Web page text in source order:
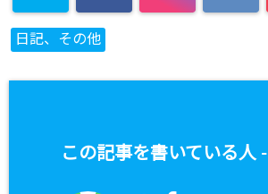
日記、その他
この記事を書いている人 -